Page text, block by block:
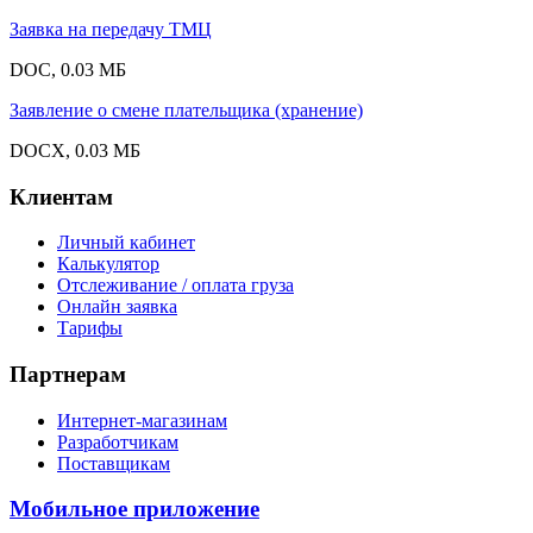
Заявка на передачу ТМЦ
DOC, 0.03 МБ
Заявление о смене плательщика (хранение)
DOCX, 0.03 МБ
Клиентам
Личный кабинет
Калькулятор
Отслеживание / оплата груза
Онлайн заявка
Тарифы
Партнерам
Интернет-магазинам
Разработчикам
Поставщикам
Мобильное приложение